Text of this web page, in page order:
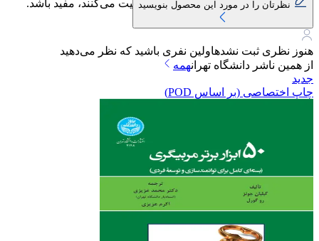
در حوزه تلفیق روانشناسی و اسلام فعالیت می‌کنند، مفید باشد.
نظرتان را در مورد این محصول بنویسید
هنوز نظری ثبت نشدهاولین نفری باشید که نظر می‌دهید
از همین ناشر دانشگاه تهرانهمه
جدید
چاپ اختصاصی (بر اساس POD)